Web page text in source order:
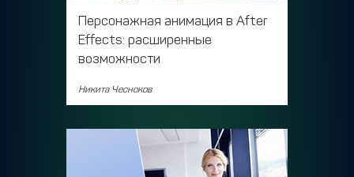
Персонажная анимация в After
Effects: расширенные
возможности
Никита Чесноков